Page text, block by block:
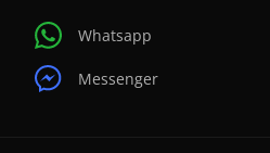
Whatsapp
Messenger